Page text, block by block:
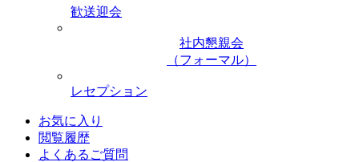
歓送迎会
社内懇親会
（フォーマル）
レセプション
お気に入り
閲覧履歴
よくあるご質問